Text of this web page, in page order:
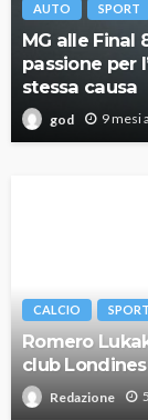
AUTO SPORT
MG alle Final
passione per
stessa causa
god 9 mesi
CALCIO SPORT
Romero
club
Redazione